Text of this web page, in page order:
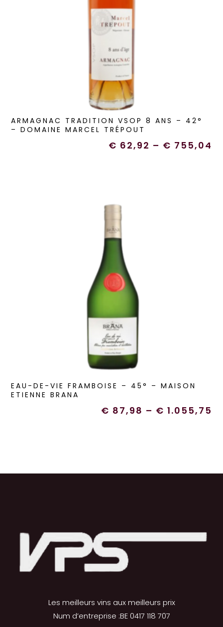
ARMAGNAC TRADITION VSOP 8 ANS – 42°
– DOMAINE MARCEL TRÉPOUT
€ 62,92 – € 755,04
EAU-DE-VIE FRAMBOISE – 45° – MAISON
ETIENNE BRANA
€ 87,98 – € 1.055,75
Les meilleurs vins aux meilleurs prix
Num d’entreprise :BE 0417 118 707